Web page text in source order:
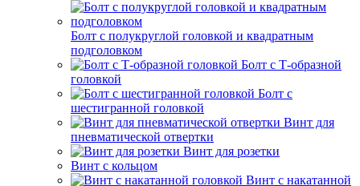
Болт с полукруглой головкой и квадратным
подголовком
Болт с Т-образной
головкой
Болт с
шестигранной головкой
Винт для
пневматической отвертки
Винт для розетки
Винт с кольцом
Винт с накатанной